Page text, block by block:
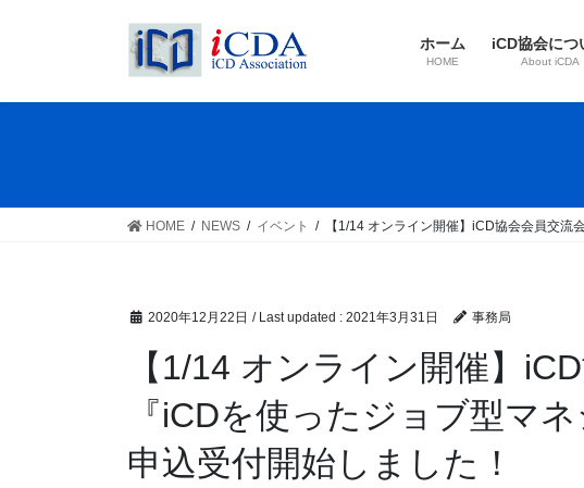
ホーム
HOME
iCD協会につ
About iCDA
HOME NEWS イベント 【1/14 オンライン開催】iCD協会会員交流
2020年12月22日 / Last updated : 2021年3月31日 事務局
【1/14 オンライン開催】
『iCDを使ったジョブ型マ
申込受付開始しました！